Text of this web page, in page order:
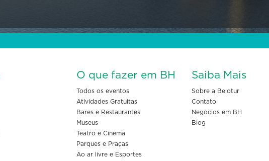
O que fazer em BH
Todos os eventos
Atividades Gratuitas
Bares e Restaurantes
Museus
Teatro e Cinema
Parques e Praças
Ao ar livre e Esportes
Saiba Mais
Sobre a Belotur
Contato
Negócios em BH
Blog